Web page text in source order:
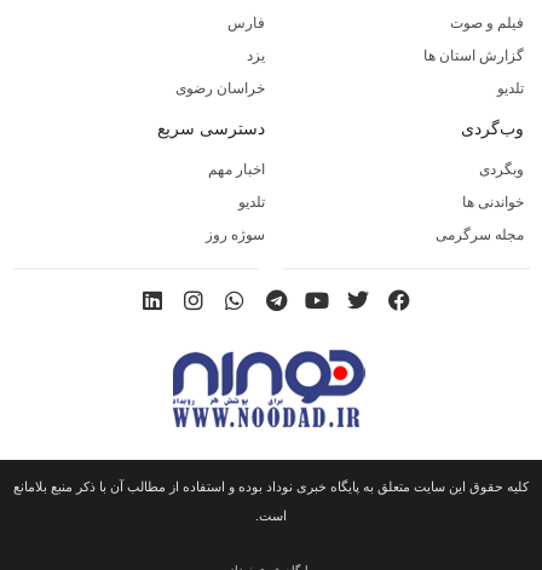
فیلم و صوت
گزارش استان ها
تلدیو
فارس
یزد
خراسان رضوی
وب‌گردی
وبگردی
خواندنی ها
مجله سرگرمی
دسترسی سریع
اخبار مهم
تلدیو
سوژه روز
کلیه حقوق این سایت متعلق به پایگاه خبری نوداد بوده و استفاده از مطالب آن با ذکر منبع بلامانع
است.